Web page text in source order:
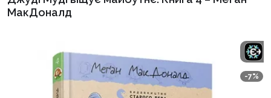
МакДоналд
-7%